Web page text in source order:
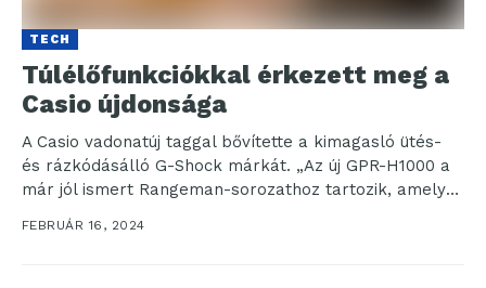
TECH
Túlélőfunkciókkal érkezett meg a
Casio újdonsága
A Casio vadonatúj taggal bővítette a kimagasló ütés-
és rázkódásálló G-Shock márkát. „Az új GPR-H1000 a
már jól ismert Rangeman-sorozathoz tartozik, amelyet
olyan...
FEBRUÁR 16, 2024